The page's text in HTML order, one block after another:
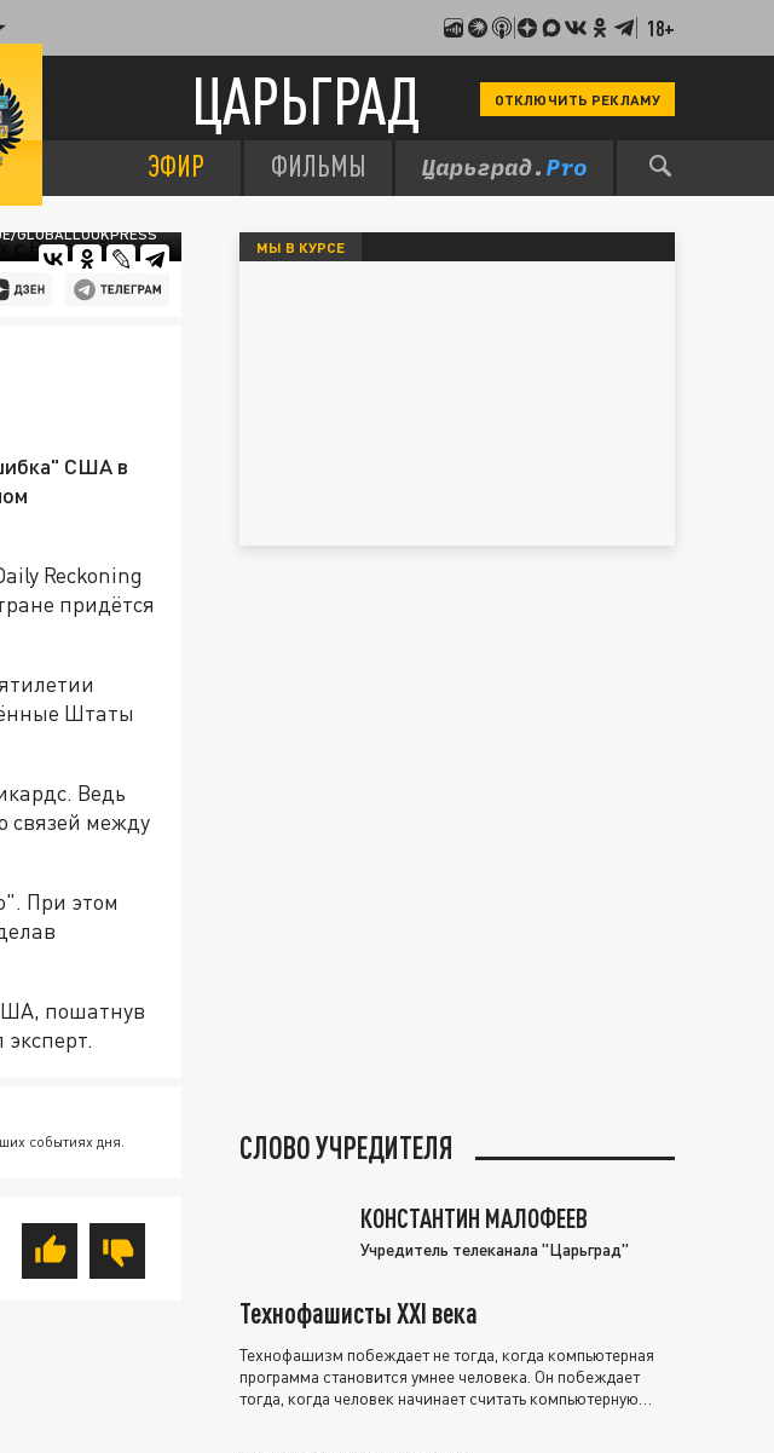
18+
ЦАРЬГРАД ОТКЛЮЧИТЬ РЕКЛАМУ
ЭФИР ФИЛЬМЫ
GLOBALLOOKPRESS
США в
Reckoning
придётся
Штаты
Ведь
связей между
При этом
пошатнув
событиях дня.
МЫ В КУРСЕ
СЛОВО УЧРЕДИТЕЛЯ
КОНСТАНТИН МАЛОФЕЕВ
Учредитель телеканала "Царьград"
Технофашисты XXI века
Технофашизм побеждает не тогда, когда компьютерная
программа становится умнее человека. Он побеждает
тогда, когда человек начинает считать компьютерную